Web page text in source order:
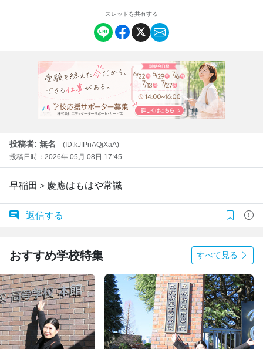
スレッドを共有する
投稿者: 無名
(ID:kJfPnAQjXaA)
投稿日時：2026年 05月 08日 17:45
早稲田＞慶應はもはや常識
返信する
おすすめ学校特集 すべて見る